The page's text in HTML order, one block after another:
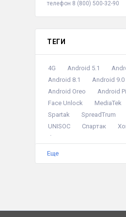
телефон 8 (800) 500-32-90
ТЕГИ
4G Android 5.1
Android 8.1
Android 9.0
Android Oreo
Android
Face Unlock
MediaTek
Spartak
SpreadTrum
UNISOC
Спартак
безрамочный экран
Еще